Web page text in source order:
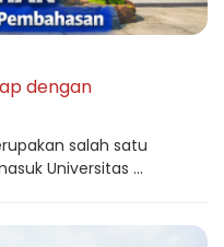
dengan
salah satu
Universitas ...